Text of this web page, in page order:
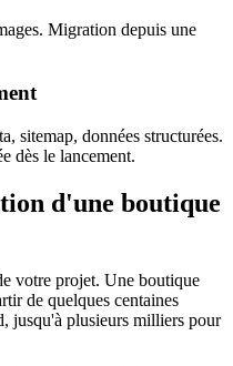
Migration depuis une
sitemap, données structurées.
dès le lancement.
d'une boutique
votre projet. Une boutique
de quelques centaines
jusqu'à plusieurs milliers pour